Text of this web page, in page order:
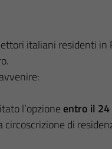
italiani residenti in
l’opzione entro il
di